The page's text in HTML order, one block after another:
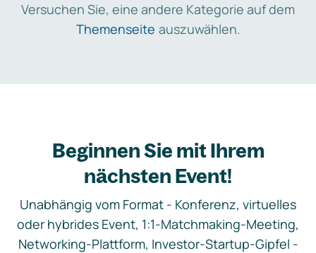
Versuchen Sie, eine andere Kategorie auf dem
Themenseite auszuwählen.
Beginnen Sie mit Ihrem
nächsten Event!
Unabhängig vom Format - Konferenz, virtuelles
oder hybrides Event, 1:1-Matchmaking-Meeting,
Networking-Plattform, Investor-Startup-Gipfel -